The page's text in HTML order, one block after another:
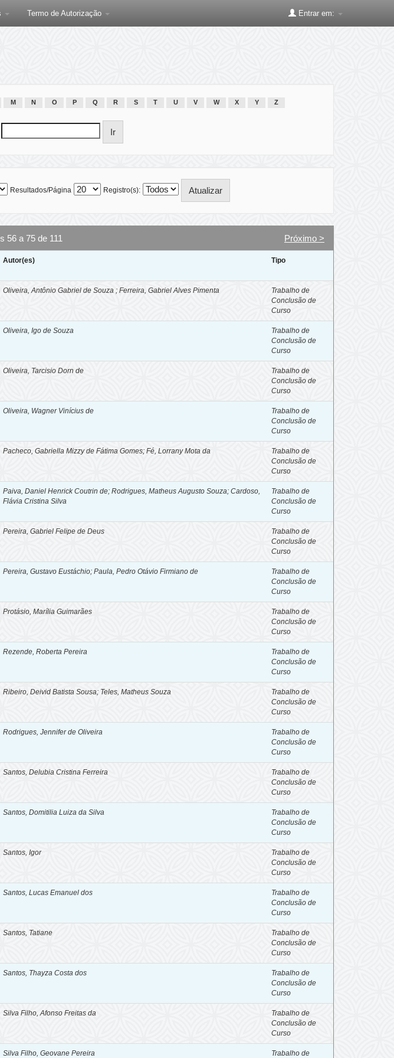
Termo de Autorização Entrar em:
M N O P Q R S T U V W X Y Z
Resultados/Página Registro(s):
56 a 75 de 111 Próximo >
Autor(es) Tipo
Oliveira, Antônio Gabriel de Souza ; Ferreira, Gabriel Alves Pimenta
Trabalho de
Conclusão de
Curso
Oliveira, Igo de Souza
Trabalho de
Conclusão de
Curso
Oliveira, Tarcisio Dorn de
Trabalho de
Conclusão de
Curso
Oliveira, Wagner Vinícius de
Trabalho de
Conclusão de
Curso
Pacheco, Gabriella Mizzy de Fátima Gomes; Fé, Lorrany Mota da
Trabalho de
Conclusão de
Curso
Paiva, Daniel Henrick Coutrin de; Rodrigues, Matheus Augusto Souza; Cardoso,
Flávia Cristina Silva
Trabalho de
Conclusão de
Curso
Pereira, Gabriel Felipe de Deus
Trabalho de
Conclusão de
Curso
Pereira, Gustavo Eustáchio; Paula, Pedro Otávio Firmiano de
Trabalho de
Conclusão de
Curso
Protásio, Marília Guimarães
Trabalho de
Conclusão de
Curso
Rezende, Roberta Pereira
Trabalho de
Conclusão de
Curso
Ribeiro, Deivid Batista Sousa; Teles, Matheus Souza
Trabalho de
Conclusão de
Curso
Rodrigues, Jennifer de Oliveira
Trabalho de
Conclusão de
Curso
Santos, Delubia Cristina Ferreira
Trabalho de
Conclusão de
Curso
Santos, Domitilia Luiza da Silva
Trabalho de
Conclusão de
Curso
Santos, Igor
Trabalho de
Conclusão de
Curso
Santos, Lucas Emanuel dos
Trabalho de
Conclusão de
Curso
Santos, Tatiane
Trabalho de
Conclusão de
Curso
Santos, Thayza Costa dos
Trabalho de
Conclusão de
Curso
Silva Filho, Afonso Freitas da
Trabalho de
Conclusão de
Curso
Silva Filho, Geovane Pereira Trabalho de